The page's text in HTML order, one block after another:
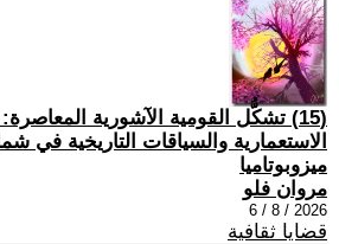
(15) تشكُّل القومية الآشورية
الاستعمارية والسياقات التاريخية في
ميزوبوتاميا
مروان فلو
2026 / 8 / 6
قضايا ثقافية